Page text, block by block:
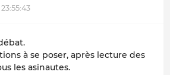
à se poser, après lecture des
les asinautes.